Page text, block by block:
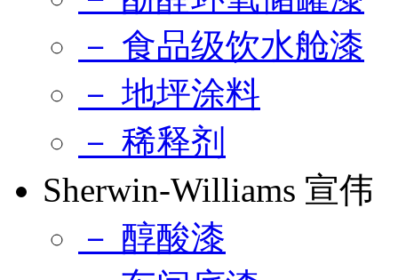
－ 食品级饮水舱漆
－ 地坪涂料
－ 稀释剂
Sherwin-Williams 宣伟
－ 醇酸漆